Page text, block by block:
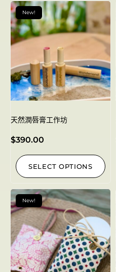
New!
天然潤唇膏工作坊
$390.00
SELECT OPTIONS
New!